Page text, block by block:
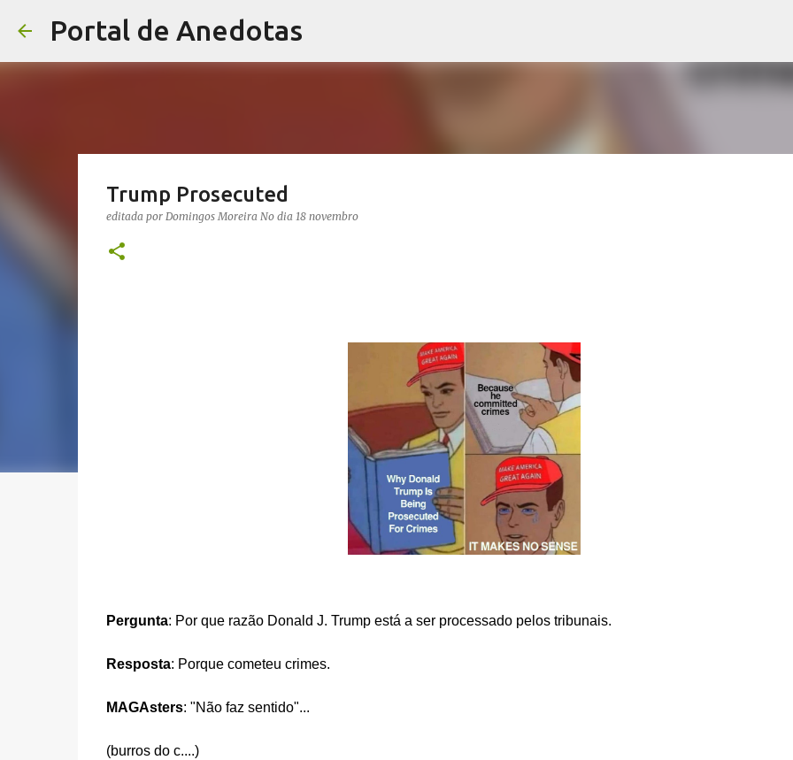
Portal de Anedotas
Trump Prosecuted
editada por Domingos Moreira No dia 18 novembro
Pergunta: Por que razão Donald J. Trump está a ser processado pelos tribunais.
Resposta: Porque cometeu crimes.
MAGAsters: "Não faz sentido"...
(burros do c....)